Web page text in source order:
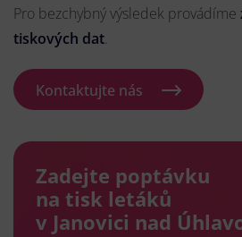
Pro bezchybný výsledek provádíme
tiskových dat.
Kontaktujte nás
Zadejte poptávku
na tisk letáků
v Janovici nad